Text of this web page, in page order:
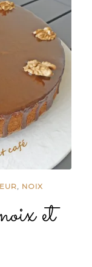
, NOIX
et